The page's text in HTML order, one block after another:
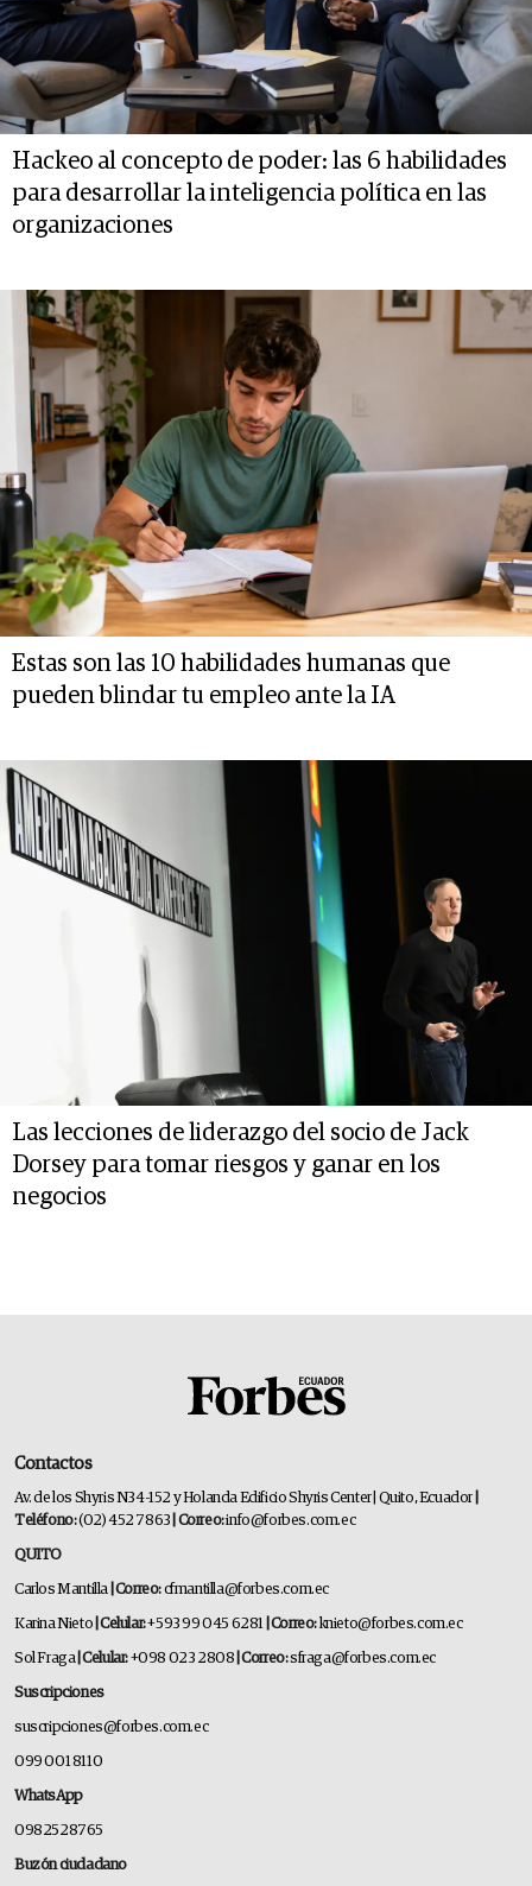
Hackeo al concepto de poder: las 6 habilidades
para desarrollar la inteligencia política en las
organizaciones
Estas son las 10 habilidades humanas que
pueden blindar tu empleo ante la IA
Las lecciones de liderazgo del socio de Jack
Dorsey para tomar riesgos y ganar en los
negocios
Contactos
Av. de los Shyris N34-152 y Holanda Edificio Shyris Center | Quito, Ecuador
Teléfono:(02) 452 7863 | Correo:info@forbes.com.ec
QUITO
Carlos Mantilla | Correo:cfmantilla@forbes.com.ec
Karina Nieto | Celular:+593 99 045 6281 | Correo:knieto@forbes.com.ec
Sol Fraga| Celular:+098 023 2808 | Correo:sfraga@forbes.com.ec
Suscripciones
suscripciones@forbes.com.ec
099 001 8110
WhatsApp
0982528765
Buzón ciudadano